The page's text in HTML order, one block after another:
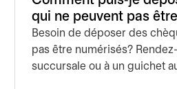
qui ne peuvent pas
Besoin de déposer des
pas être numérisés?
succursale ou à un guichet